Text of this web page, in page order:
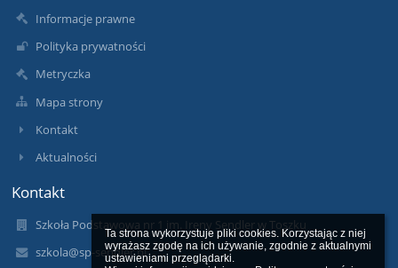
Ta strona wykorzystuje pliki cookies. Korzystając z niej
wyrażasz zgodę na ich używanie, zgodnie z aktualnymi
ustawieniami przeglądarki.
Informacje prawne
Polityka prywatności
Metryczka
Mapa strony
Kontakt
Aktualności
Kontakt
Szkoła Podstawowa nr 1 im. Ireny Sendler w Toszku
szkola@sp-sendler.pl